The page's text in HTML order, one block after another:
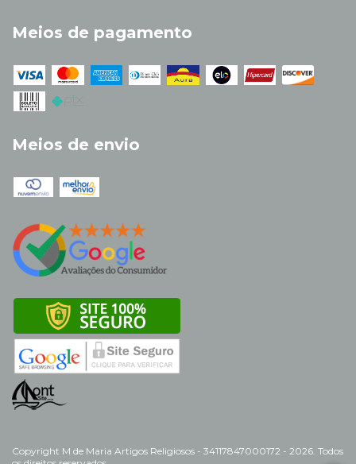
Meios de pagamento
Meios de envio
Copyright M de Maria Artigos Religiosos - 34117847000172 - 2026. Todos